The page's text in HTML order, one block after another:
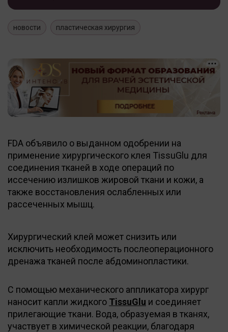
новости пластическая хирургия
FDA объявило о выданном одобрении на
применение хирургического клея TissuGlu для
соединения тканей в ходе операций по
иссечению излишков жировой ткани и кожи, а
также восстановления ослабленных или
рассеченных мышц.
Хирургический клей может снизить или
исключить необходимость послеоперационного
дренажа тканей после абдоминопластики.
С помощью механического аппликатора хирург
наносит капли жидкого TissuGlu и соединяет
прилегающие ткани. Вода, образуемая в тканях,
участвует в химической реакции, благодаря